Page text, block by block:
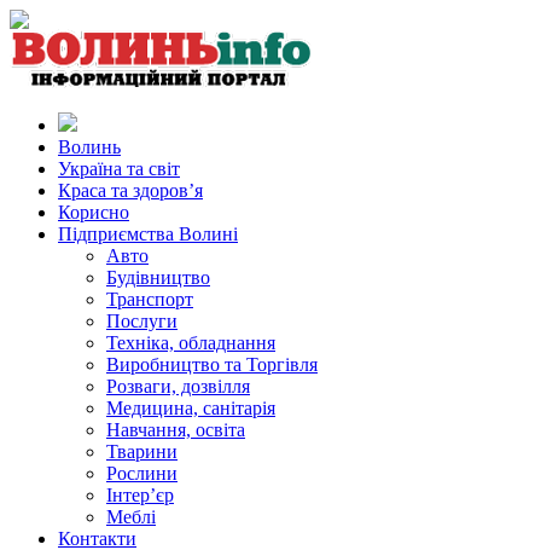
Волинь
Україна та світ
Краса та здоров’я
Корисно
Підприємства Волині
Авто
Будівництво
Транспорт
Послуги
Техніка, обладнання
Виробництво та Торгівля
Розваги, дозвілля
Медицина, санітарія
Навчання, освіта
Тварини
Рослини
Інтер’єр
Меблі
Контакти